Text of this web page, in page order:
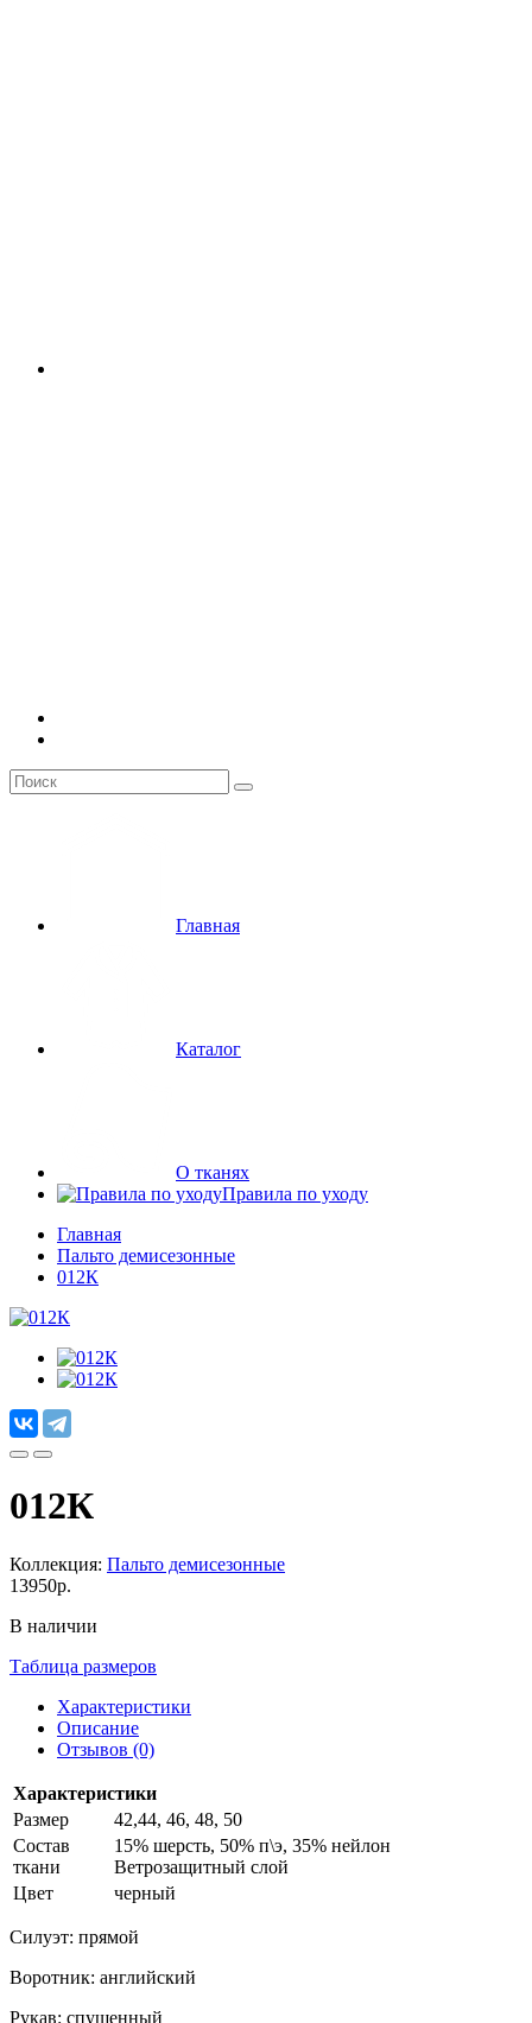
Главная
Каталог
О тканях
Правила по уходу
Главная
Пальто демисезонные
012К
012К
Коллекция: Пальто демисезонные
13950р.
В наличии
Таблица размеров
Характеристики
Описание
Отзывов (0)
Характеристики
Размер
42,44, 46, 48, 50
Состав
ткани
15% шерсть, 50% п\э, 35% нейлон
Ветрозащитный слой
Цвет
черный
Силуэт: прямой
Воротник: английский
Рукав: спущенный